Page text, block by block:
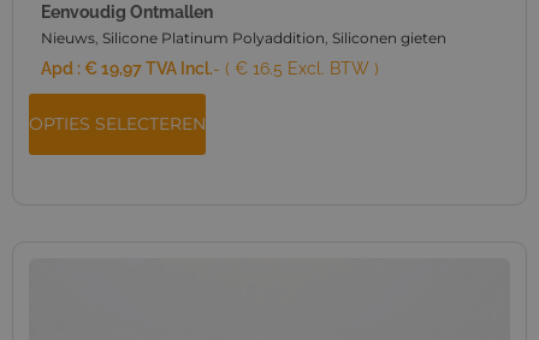
Eenvoudig Ontmallen
Nieuws, Silicone Platinum Polyaddition, Siliconen gieten
Apd :€19,97TVA Incl.- ( € 16.5 Excl. BTW )
OPTIES SELECTEREN